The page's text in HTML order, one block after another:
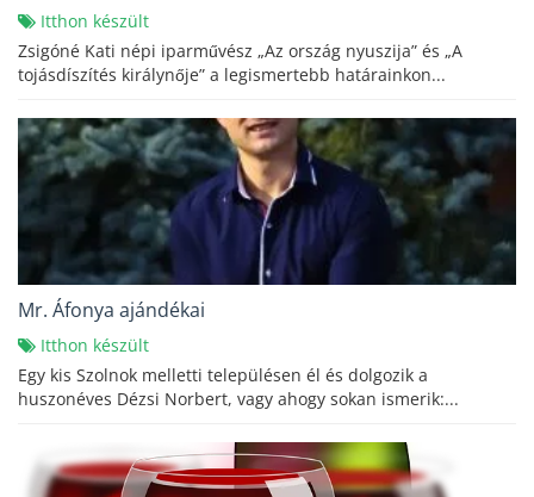
Itthon készült
Zsigóné Kati népi iparművész „Az ország nyuszija” és „A
tojásdíszítés királynője” a legismertebb határainkon...
Mr. Áfonya ajándékai
Itthon készült
Egy kis Szolnok melletti településen él és dolgozik a
huszonéves Dézsi Norbert, vagy ahogy sokan ismerik:...